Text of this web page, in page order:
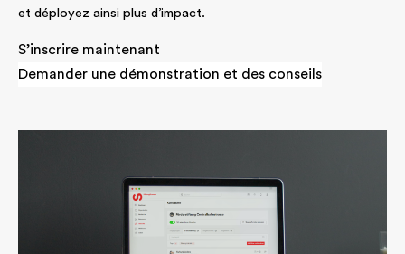
et déployez ainsi plus d’impact.
S’inscrire maintenant
Demander une démonstration et des conseils